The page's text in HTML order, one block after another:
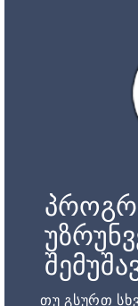
თუ გსურთ